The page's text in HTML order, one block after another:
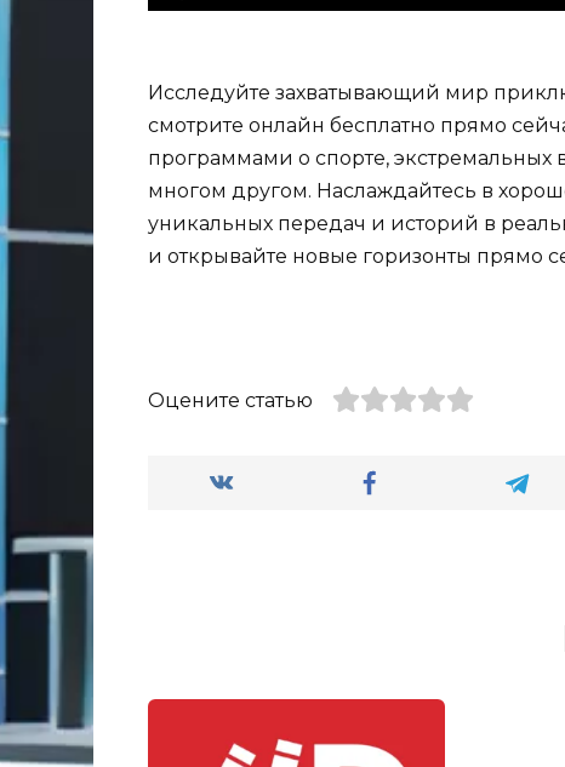
Исследуйте захватывающий мир
смотрите онлайн бесплатно прямо
программами о спорте, экстремальных
многом другом. Наслаждайтесь в
уникальных передач и историй в
и открывайте новые горизонты прямо
Оцените статью